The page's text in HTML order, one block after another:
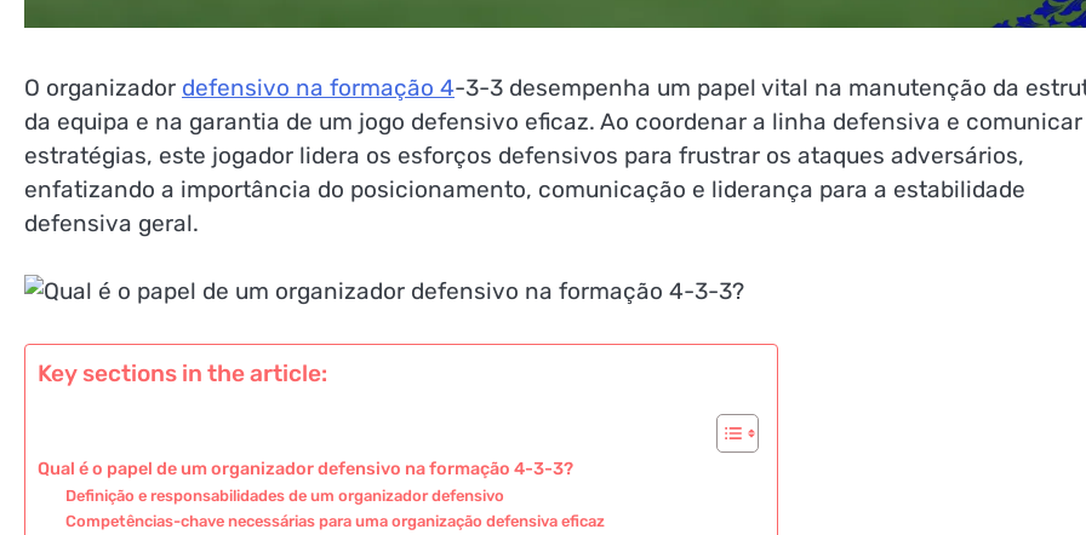
O organizador defensivo na formação 4-3-3 desempenha um papel vital na manutenção da
da equipa e na garantia de um jogo defensivo eficaz. Ao coordenar a linha defensiva e comunicar
estratégias, este jogador lidera os esforços defensivos para frustrar os ataques adversários,
enfatizando a importância do posicionamento, comunicação e liderança para a estabilidade
defensiva geral.
Key sections in the article:
Qual é o papel de um organizador defensivo na formação 4-3-3?
Definição e responsabilidades de um organizador defensivo
Competências-chave necessárias para uma organização defensiva eficaz